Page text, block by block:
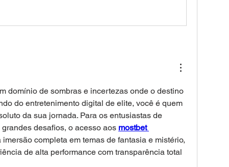
domínio de sombras e incertezas onde o destino
do entretenimento digital de elite, você é quem
da sua jornada. Para os entusiastas de
desafios, o acesso aos mostbet
completa em temas de fantasia e mistério,
de alta performance com transparência total